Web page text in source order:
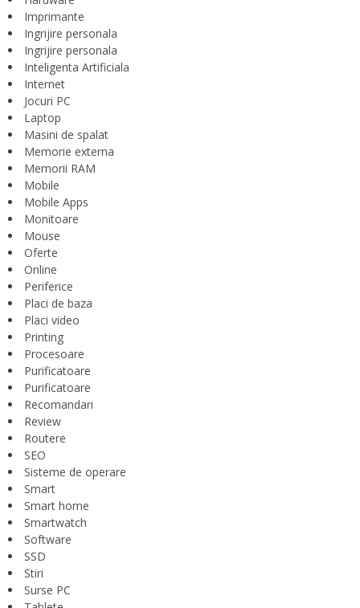
Imprimante
Ingrijire personala
Ingrijire personala
Inteligenta Artificiala
Internet
Jocuri PC
Laptop
Masini de spalat
Memorie externa
Memorii RAM
Mobile
Mobile Apps
Monitoare
Mouse
Oferte
Online
Periferice
Placi de baza
Placi video
Printing
Procesoare
Purificatoare
Purificatoare
Recomandari
Review
Routere
SEO
Sisteme de operare
Smart
Smart home
Smartwatch
Software
SSD
Stiri
Surse PC